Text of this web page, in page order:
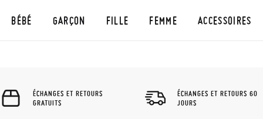
BÉBÉ GARÇON FILLE FEMME ACCESSOIRES
ÉCHANGES ET RETOURS
GRATUITS
ÉCHANGES ET RETOURS 60
JOURS